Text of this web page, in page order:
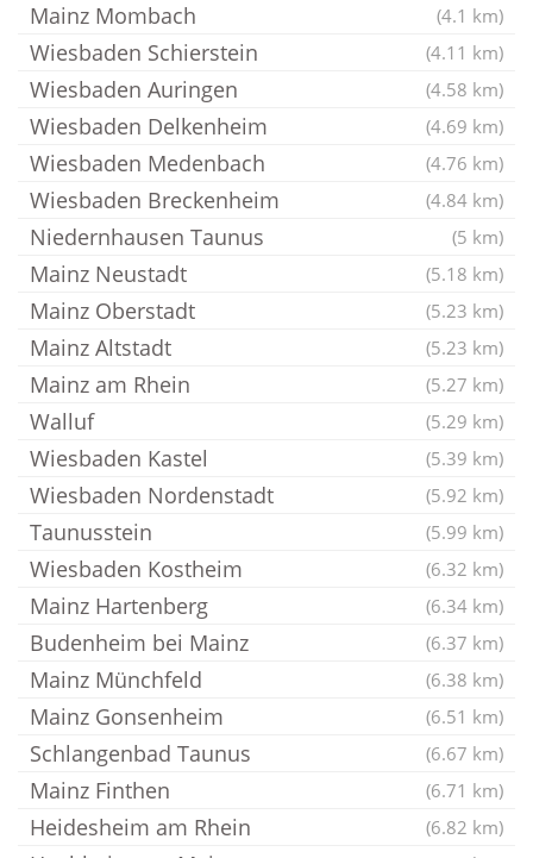
Mainz Mombach (4.1 km)
Wiesbaden Schierstein (4.11 km)
Wiesbaden Auringen (4.58 km)
Wiesbaden Delkenheim (4.69 km)
Wiesbaden Medenbach (4.76 km)
Wiesbaden Breckenheim (4.84 km)
Niedernhausen Taunus (5 km)
Mainz Neustadt (5.18 km)
Mainz Oberstadt (5.23 km)
Mainz Altstadt (5.23 km)
Mainz am Rhein (5.27 km)
Walluf (5.29 km)
Wiesbaden Kastel (5.39 km)
Wiesbaden Nordenstadt (5.92 km)
Taunusstein (5.99 km)
Wiesbaden Kostheim (6.32 km)
Mainz Hartenberg (6.34 km)
Budenheim bei Mainz (6.37 km)
Mainz Münchfeld (6.38 km)
Mainz Gonsenheim (6.51 km)
Schlangenbad Taunus (6.67 km)
Mainz Finthen (6.71 km)
Heidesheim am Rhein (6.82 km)